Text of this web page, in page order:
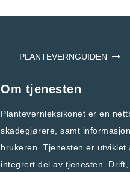
PLANTEVERNGUIDEN
Om tjenesten
Plantevernleksikonet er en
skadegjørere, samt
brukeren. Tjenesten er utviklet
integrert del av tjenesten.